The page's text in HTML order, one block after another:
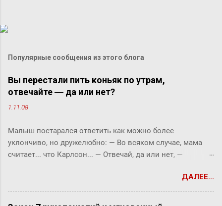
Популярные сообщения из этого блога
Вы перестали пить коньяк по утрам,
отвечайте ― да или нет?
1.11.08
Малыш постарался ответить как можно более
уклончиво, но дружелюбно: ― Во всяком случае, мама
считает... что Карлсон... ― Отвечай, да или нет, ―
Карлсон должен у нас обедать? ― Во всяком случае, она
хотела... ― снова попытался уйти от прямого ответа
Малыш, но фрекен Бок прервала его жестким окриком: ―
ДАЛЕЕ...